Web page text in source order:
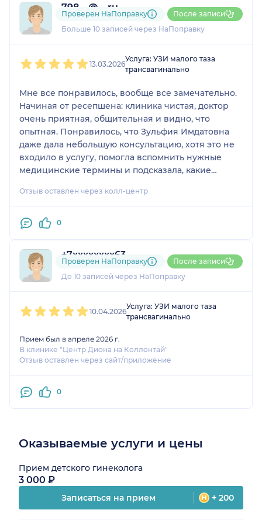
798....@....ru
2 отзыва
Больше 10 записей через НаПоправку
Проверен НаПоправку После записи
13.03.2026
Услуга: УЗИ малого таза
трансвагинально
Мне все понравилось, вообще все замечательно.
Начиная от ресепшена: клиника чистая, доктор
очень приятная, общительная и видно, что
опытная. Понравилось, что Зульфия Имдатовна
даже дала небольшую консультацию, хотя это не
входило в услугу, помогла вспомнить нужные
медицинские термины и подсказала, какие
Для меня это был очень участливый и
Отзыв оставлен через колл-центр
0
+7xxxxxxxx63
2 оценки
До 10 записей через НаПоправку
Проверен НаПоправку После записи
10.04.2026
Услуга: УЗИ малого таза
трансвагинально
Прием был в апреле 2026 г.
В клинике "Центр Диона на Коллонтай"
Отзыв оставлен через сайт/приложение
0
Оказываемые услуги и цены
Прием детского гинеколога
3 000 ₽
Записаться на прием + 200